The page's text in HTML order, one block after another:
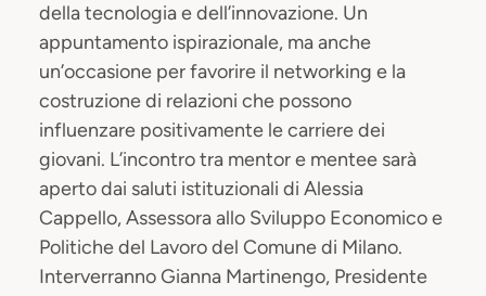
della tecnologia e dell’innovazione. Un
appuntamento ispirazionale, ma anche
un’occasione per favorire il networking e la
costruzione di relazioni che possono
influenzare positivamente le carriere dei
giovani. L’incontro tra mentor e mentee sarà
aperto dai saluti istituzionali di Alessia
Cappello, Assessora allo Sviluppo Economico e
Politiche del Lavoro del Comune di Milano.
Interverranno Gianna Martinengo, Presidente